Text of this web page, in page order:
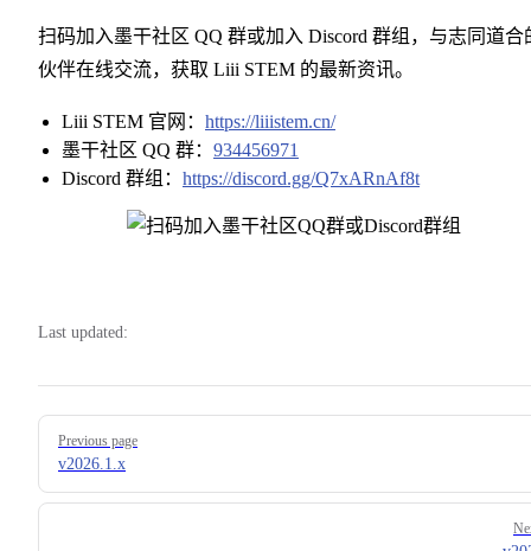
扫码加入墨干社区 QQ 群或加入 Discord 群组，与志同道合
伙伴在线交流，获取 Liii STEM 的最新资讯。
Liii STEM 官网： https://liiistem.cn/
墨干社区 QQ 群： 934456971
Discord 群组： https://discord.gg/Q7xARnAf8t
Last updated:
Pager
Previous page
v2026.1.x